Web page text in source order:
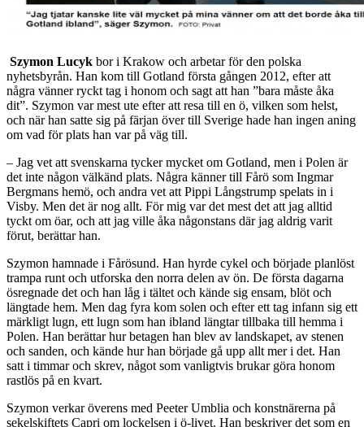
Szymon Lucyk bor i Krakow och arbetar för den polska
nyhetsbyrån. Han kom till Gotland första gången 2012, efter att
några vänner ryckt tag i honom och sagt att han ”bara måste åka
dit”. Szymon var mest ute efter att resa till en ö, vilken som helst,
och när han satte sig på färjan över till Sverige hade han ingen aning
om vad för plats han var på väg till.
– Jag vet att svenskarna tycker mycket om Gotland, men i Polen är
det inte någon välkänd plats. Några känner till Fårö som Ingmar
Bergmans hemö, och andra vet att Pippi Långstrump spelats in i
Visby. Men det är nog allt. För mig var det mest det att jag alltid
tyckt om öar, och att jag ville åka någonstans där jag aldrig varit
förut, berättar han.
Szymon hamnade i Fårösund. Han hyrde cykel och började planlöst
trampa runt och utforska den norra delen av ön. De första dagarna
ösregnade det och han låg i tältet och kände sig ensam, blöt och
längtade hem. Men dag fyra kom solen och efter ett tag infann sig ett
märkligt lugn, ett lugn som han ibland längtar tillbaka till hemma i
Polen. Han berättar hur betagen han blev av landskapet, av stenen
och sanden, och kände hur han började gå upp allt mer i det. Han
satt i timmar och skrev, något som vanligtvis brukar göra honom
rastlös på en kvart.
Szymon verkar överens med Peeter Umblia och konstnärerna på
sekelskiftets Capri om lockelsen i ö-livet. Han beskriver det som en